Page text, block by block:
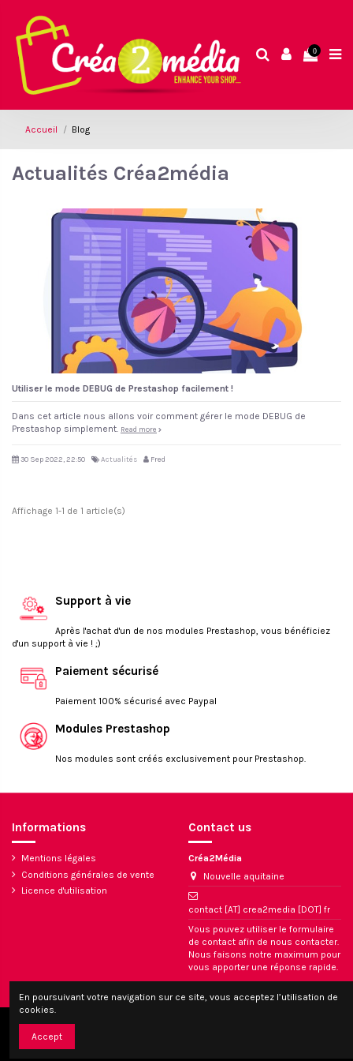
0
Accueil Blog
Actualités Créa2média
Utiliser le mode DEBUG de Prestashop facilement !
Dans cet article nous allons voir comment gérer le mode DEBUG de
Prestashop simplement. Read more
30 Sep 2022, 22:50 Actualités Fred
Affichage 1-1 de 1 article(s)
Support à vie
Après l'achat d'un de nos modules Prestashop, vous bénéficiez
d'un support à vie ! ;)
Paiement sécurisé
Paiement 100% sécurisé avec Paypal
Modules Prestashop
Nos modules sont créés exclusivement pour Prestashop.
Informations
Mentions légales
Conditions générales de vente
Licence d'utilisation
Contact us
Créa2Média
Nouvelle aquitaine
contact [AT] crea2media [DOT] fr
Vous pouvez utiliser le formulaire
de contact afin de nous contacter.
Nous faisons notre maximum pour
vous apporter une réponse rapide.
En poursuivant votre navigation sur ce site, vous acceptez l’utilisation de
cookies.
Accept